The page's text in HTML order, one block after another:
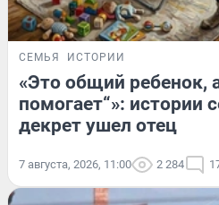
СЕМЬЯ ИСТОРИИ
«Это общий ребенок,
помогает“»: истории
декрет ушел отец
7 августа, 2026, 11:00 2 284